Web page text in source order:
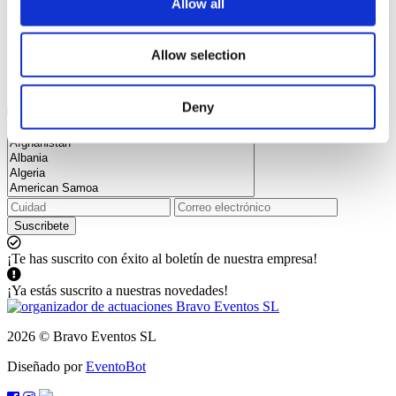
Allow all
Allow selection
Deny
Suscríbase a nuestro boletín y manténgase actualizado con todas
las novedades y descuentos
Suscribete
¡Te has suscrito con éxito al boletín de nuestra empresa!
¡Ya estás suscrito a nuestras novedades!
2026 © Bravo Eventos SL
Diseñado porEventoBot